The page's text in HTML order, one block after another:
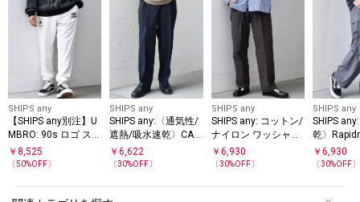
SHIPS any
【SHIPS any別注】U
MBRO: 90s ロゴ スウ
ェット イージー パン
ツ(セットアップ対応)
￥ 8,525
〔50%OFF〕
SHIPS any
SHIPS any:〈通気性/
遮熱/吸水速乾〉CAL
CULO(R) サマー トロ
ピカル 2タック イー
￥6,622
〔30%OFF〕
SHIPS any
SHIPS any: コットン/
ナイロン ワッシャー
2タック セミワイド
イージー パンツ◇
￥ 6,930
〔30%OFF〕
SHIPS any
SHIPS
乾〉
ワイド イ
ゴ パンツ
￥6,930
〔30%OFF〕